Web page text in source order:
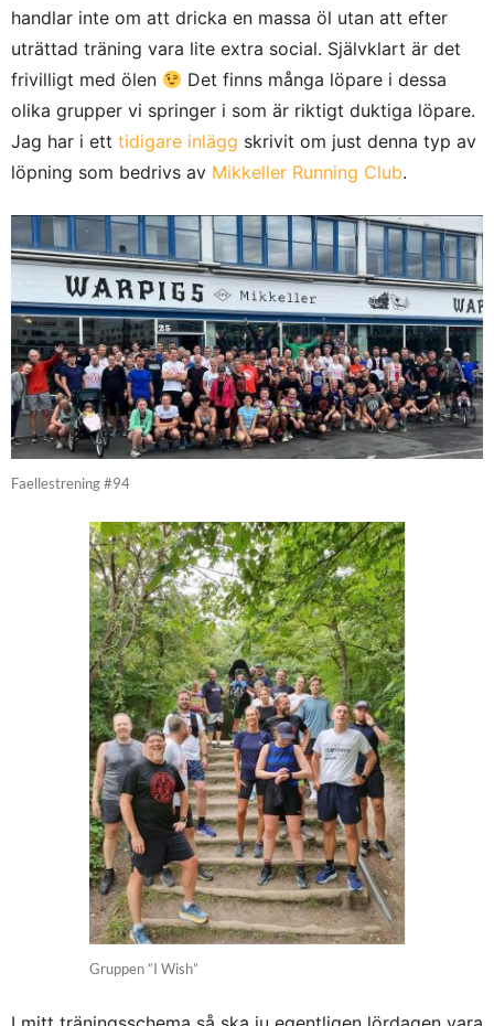
handlar inte om att dricka en massa öl utan att efter
uträttad träning vara lite extra social. Självklart är det
frivilligt med ölen
Det finns många löpare i dessa
olika grupper vi springer i som är riktigt duktiga löpare.
Jag har i ett tidigare inlägg skrivit om just denna typ av
löpning som bedrivs av Mikkeller Running Club.
Faellestrening #94
Gruppen ”I Wish”